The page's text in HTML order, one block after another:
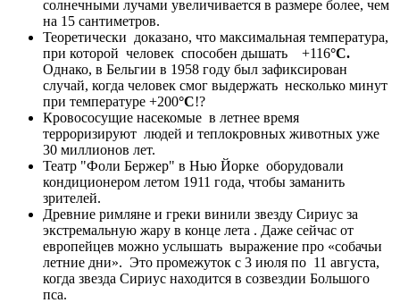
солнечными лучами увеличивается в размере более, чем
на 15 сантиметров.
Теоретически доказано, что максимальная температура,
при которой человек способен дышать +116°C.
Однако, в Бельгии в 1958 году был зафиксирован
случай, когда человек смог выдержать несколько минут
при температуре +200°C!?
Кровососущие насекомые в летнее время
терроризируют людей и теплокровных животных уже
30 миллионов лет.
Театр "Фоли Бержер" в Нью Йорке оборудовали
кондиционером летом 1911 года, чтобы заманить
зрителей.
Древние римляне и греки винили звезду Сириус за
экстремальную жару в конце лета . Даже сейчас от
европейцев можно услышать выражение про «собачьи
летние дни». Это промежуток с 3 июля по 11 августа,
когда звезда Сириус находится в созвездии Большого
пса.